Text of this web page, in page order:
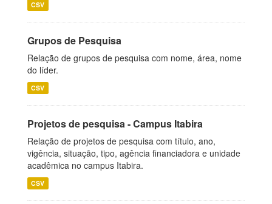
CSV
Grupos de Pesquisa
Relação de grupos de pesquisa com nome, área, nome
do líder.
CSV
Projetos de pesquisa - Campus Itabira
Relação de projetos de pesquisa com título, ano,
vigência, situação, tipo, agência financiadora e unidade
acadêmica no campus Itabira.
CSV